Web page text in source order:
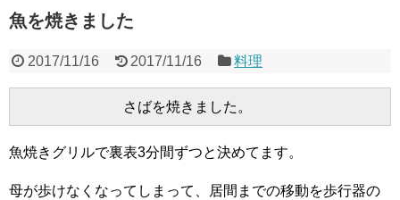
魚を焼きました
2017/11/16 2017/11/16 料理
魚焼きグリルで裏表3分間ずつと決めてます。
母が歩けなくなってしまって、居間までの移動を歩行器の